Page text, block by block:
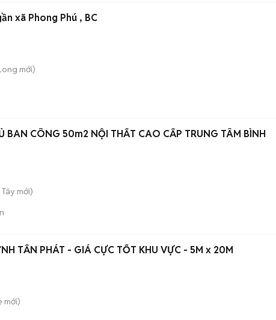
Tuyển công nhân nữ , gần xã Phong Phú , BC
mới)
BAN CÔNG 50m2 NỘI THẤT CAO CẤP TRUNG TÂM BÌNH
Tây mới)
TẤN PHÁT - GIÁ CỰC TỐT KHU VỰC - 5M x 20M
mới)